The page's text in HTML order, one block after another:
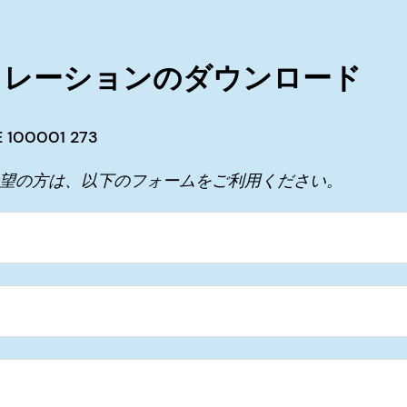
ーションのダウンロード
100001 273
の方は、以下のフォームをご利用ください。